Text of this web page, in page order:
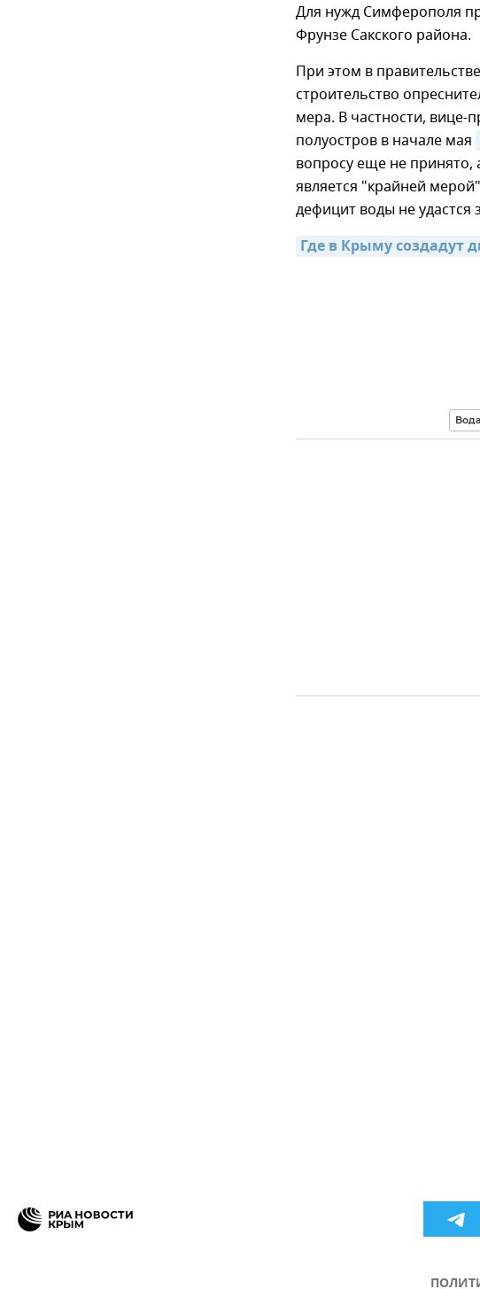
Для нужд Симферополя
Фрунзе Сакского района.
При этом в
строительство
мера. В частности, вице-
полуостров в начале мая
вопросу еще не
является "крайней
дефицит воды не удастся
Где в Крыму создадут